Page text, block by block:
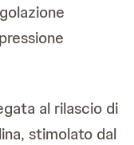
al rilascio di
stimolato dal